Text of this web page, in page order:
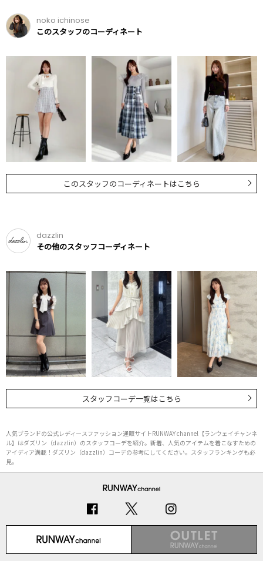
noko ichinose
このスタッフのコーディネート
このスタッフのコーディネートはこちら
dazzlin
その他のスタッフコーディネート
スタッフコーデ一覧はこちら
人気ブランドの公式レディースファッション通販サイトRUNWAY channel【ランウェイチャンネ
ル】はダズリン（dazzlin）のスタッフコーデを紹介。新着、人気のアイテムを着こなすための
アイディア満載！ダズリン（dazzlin）コーデの参考にしてください。スタッフランキングも必
見。